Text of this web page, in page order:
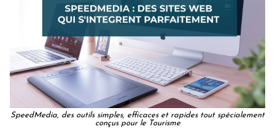
SpeedMedia, des outils simples, efficaces et rapides tout spécialement
conçus pour le Tourisme